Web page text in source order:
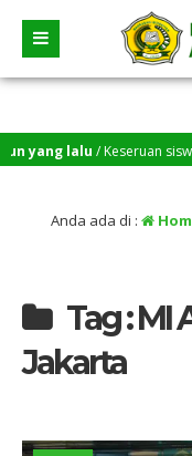
lalu/ Keseruan siswa
Anda ada di :
Tag : MI
Jakarta